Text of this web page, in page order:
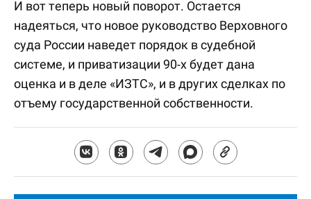
И вот теперь новый поворот. Остается
надеяться, что новое руководство Верховного
суда России наведет порядок в судебной
системе, и приватизации 90-х будет дана
оценка и в деле «ИЗТС», и в других сделках по
отъему государственной собственности.